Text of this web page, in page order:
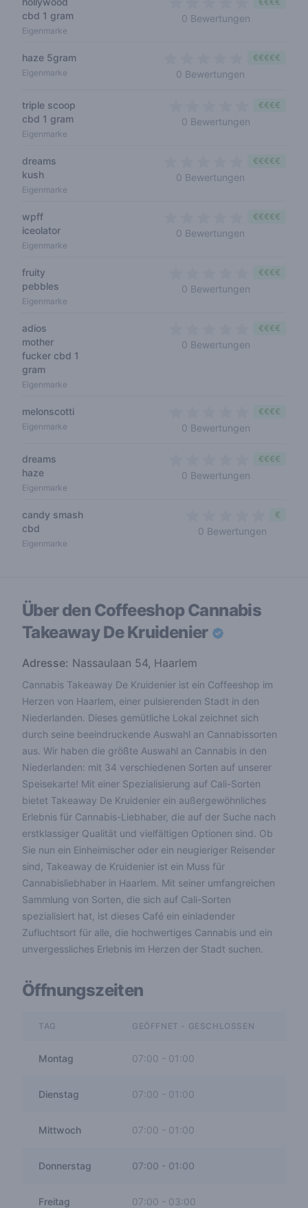
cbd 1 gram
Eigenmarke
0 Bewertungen
haze 5gram
Eigenmarke 0 Bewertungen
€€€€€
triple scoop
cbd 1 gram
Eigenmarke
0 Bewertungen
€€€€
dreams
kush
Eigenmarke
0 Bewertungen
€€€€€
wpff
iceolator
Eigenmarke
0 Bewertungen
€€€€€
fruity
pebbles
Eigenmarke
0 Bewertungen
€€€€
adios
mother
fucker cbd 1
gram
Eigenmarke
0 Bewertungen
€€€€
melonscotti
Eigenmarke 0 Bewertungen
€€€€
dreams
haze
Eigenmarke
0 Bewertungen
€€€€
candy smash
cbd
Eigenmarke
0 Bewertungen
€
Über den CoffeeshopCannabis
Takeaway De Kruidenier
Adresse: Nassaulaan 54, Haarlem
Cannabis Takeaway De Kruidenier ist ein Coffeeshop im
Herzen von Haarlem, einer pulsierenden Stadt in den
Niederlanden. Dieses gemütliche Lokal zeichnet sich
durch seine beeindruckende Auswahl an Cannabissorten
aus. Wir haben die größte Auswahl an Cannabis in den
Niederlanden: mit 34 verschiedenen Sorten auf unserer
Speisekarte! Mit einer Spezialisierung auf Cali-Sorten
bietet Takeaway De Kruidenier ein außergewöhnliches
Erlebnis für Cannabis-Liebhaber, die auf der Suche nach
erstklassiger Qualität und vielfältigen Optionen sind. Ob
Sie nun ein Einheimischer oder ein neugieriger Reisender
sind, Takeaway de Kruidenier ist ein Muss für
Cannabisliebhaber in Haarlem. Mit seiner umfangreichen
Sammlung von Sorten, die sich auf Cali-Sorten
spezialisiert hat, ist dieses Café ein einladender
Zufluchtsort für alle, die hochwertiges Cannabis und ein
unvergessliches Erlebnis im Herzen der Stadt suchen.
Öffnungszeiten
TAG GEÖFFNET - GESCHLOSSEN
Montag 07:00 - 01:00
Dienstag 07:00 01:00
Mittwoch 07:00 - 01:00
Donnerstag 07:00 - 01:00
Freitag 07:00 - 03:00